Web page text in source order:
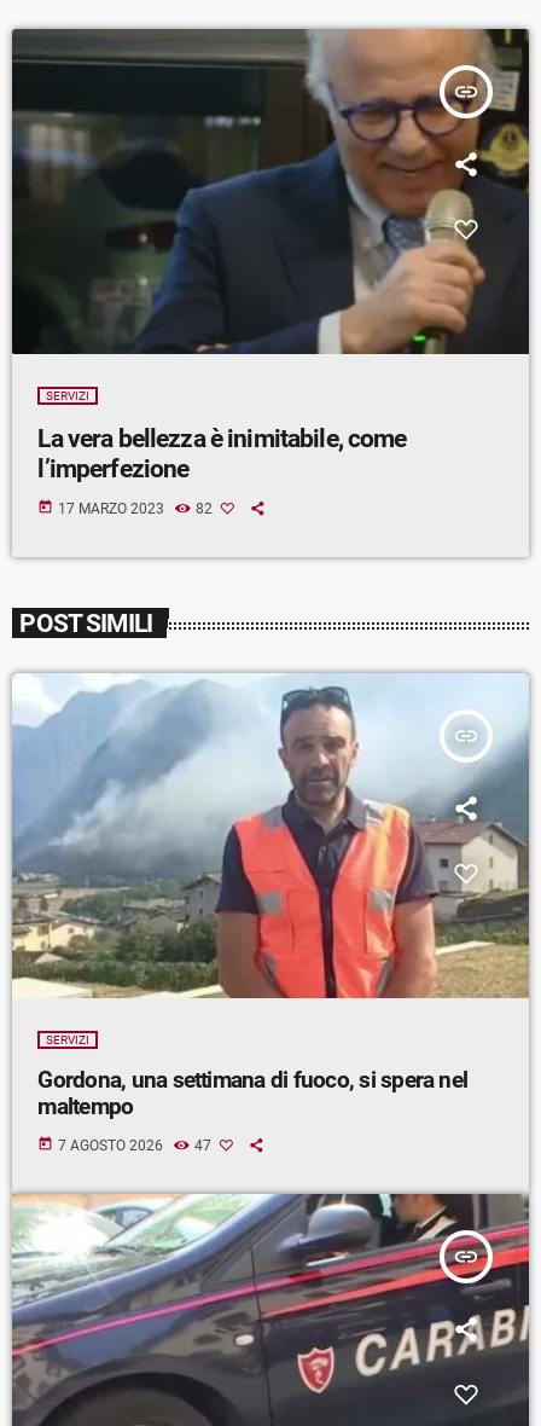
insert_link
SERVIZI
La vera bellezza è inimitabile, come
l’imperfezione
today 17 MARZO 2023 82
POST SIMILI
insert_link
SERVIZI
Gordona, una settimana di fuoco, si spera nel
maltempo
today 7 AGOSTO 2026 47
insert_link